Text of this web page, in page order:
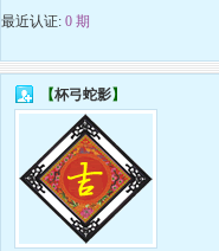
最近认证: 0 期
【杯弓蛇影】